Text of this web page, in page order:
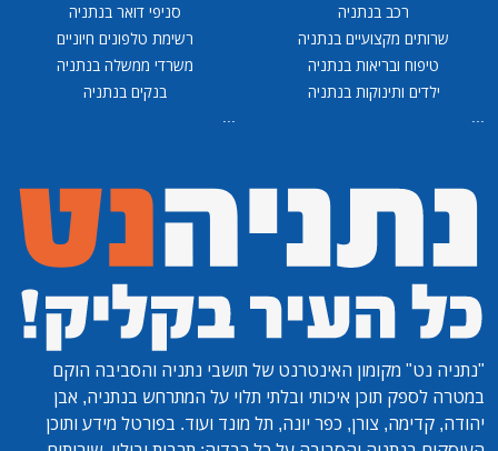
רכב בנתניה
שרותים מקצועיים בנתניה
טיפוח ובריאות בנתניה
ילדים ותינוקות בנתניה
...
סניפי דואר בנתניה
רשימת טלפונים חיוניים
משרדי ממשלה בנתניה
בנקים בנתניה
...
"נתניה נט" מקומון האינטרנט של תושבי נתניה והסביבה הוקם
במטרה לספק תוכן איכותי ובלתי תלוי על המתרחש בנתניה, אבן
יהודה, קדימה, צורן, כפר יונה, תל מונד ועוד. בפורטל מידע ותוכן